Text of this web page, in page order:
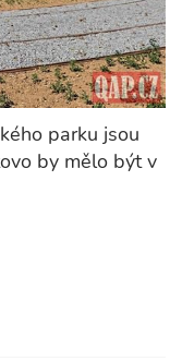
parku jsou
by mělo být v